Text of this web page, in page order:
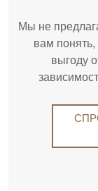
Мы не
вам понять,
выгоду